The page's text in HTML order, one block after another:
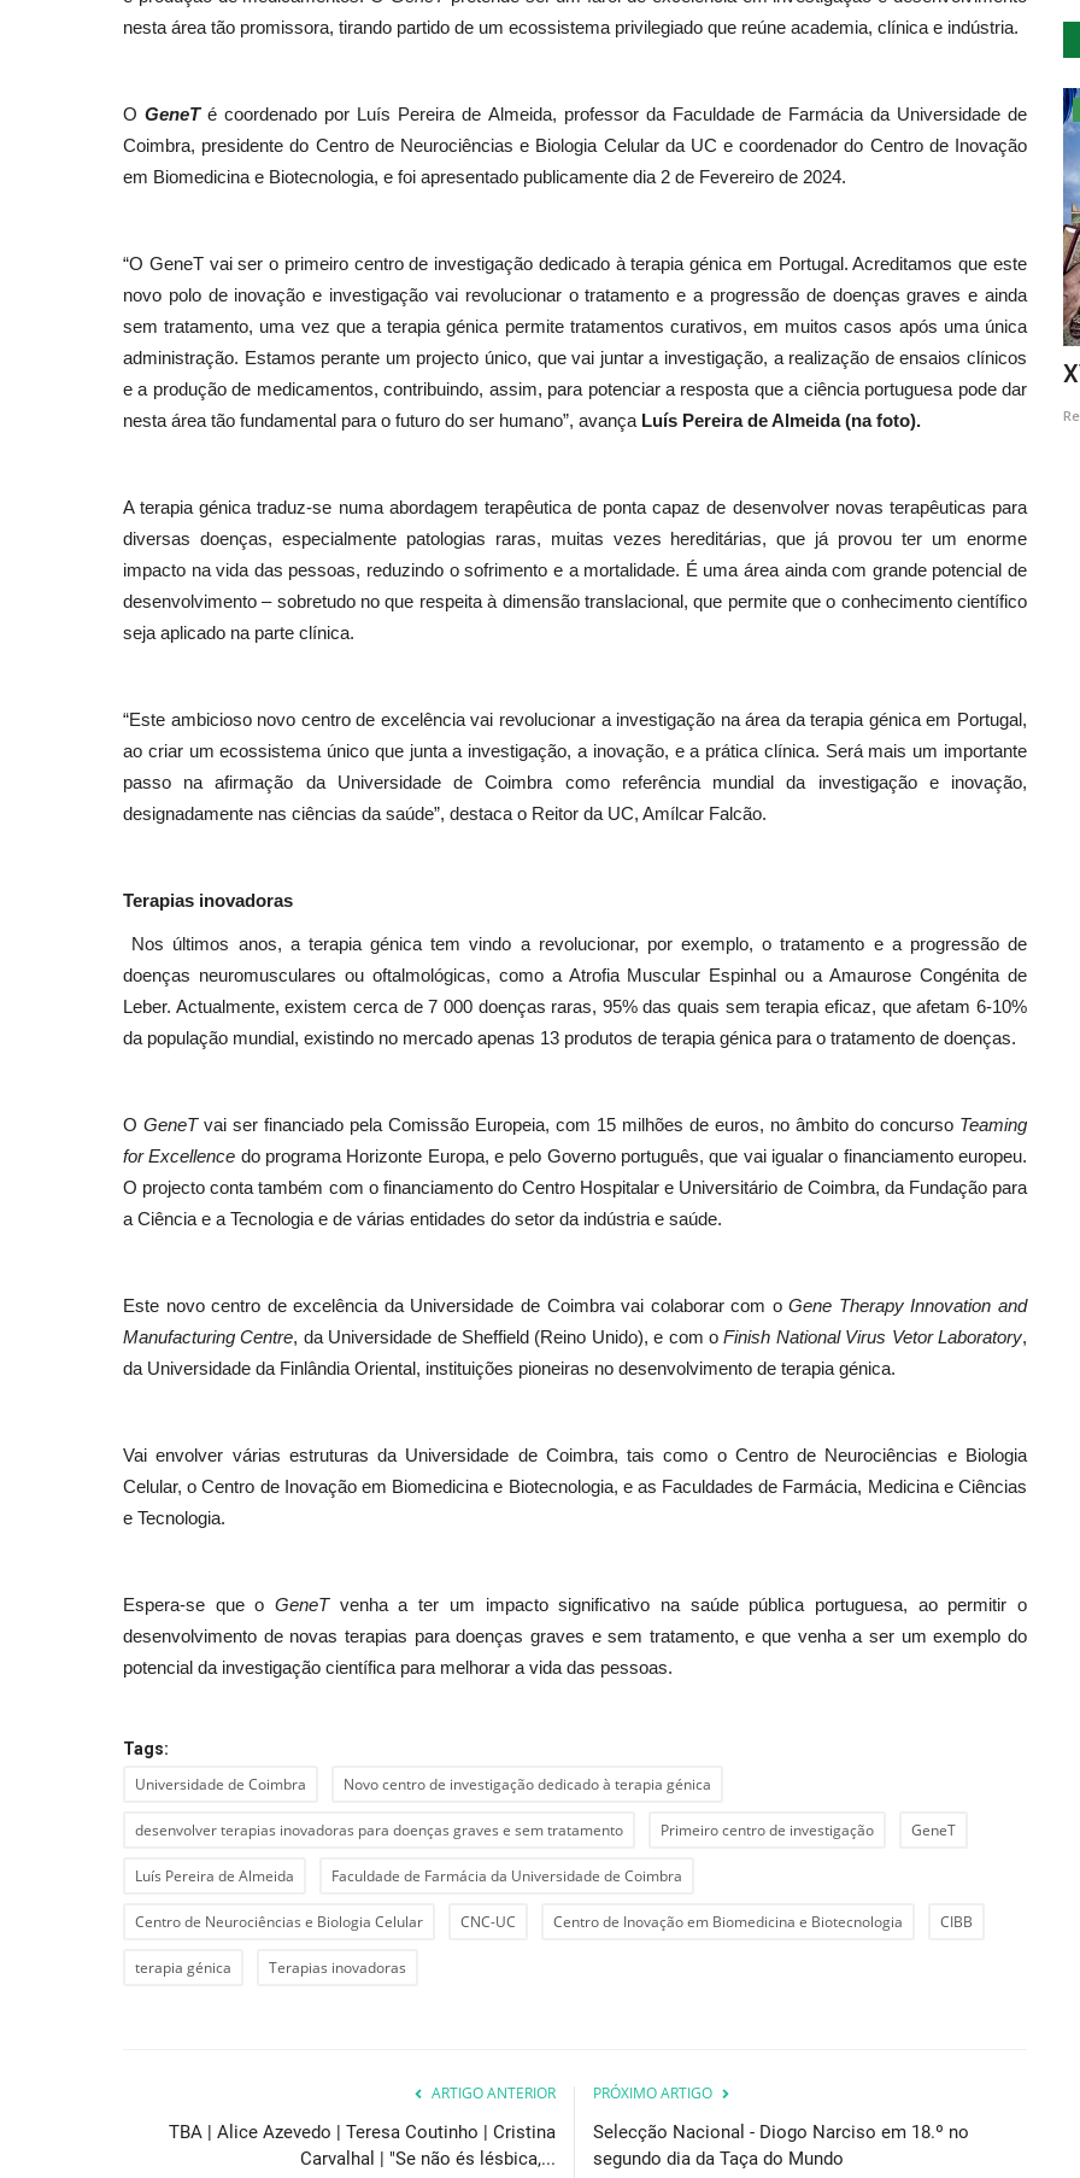
nesta área tão promissora, tirando partido de um ecossistema privilegiado que reúne academia, clínica e indústria.
OGeneTé coordenado por Luís Pereira de Almeida, professor da Faculdade de Farmácia da Universidade de
Coimbra, presidente do Centro de Neurociências e Biologia Celular da UC e coordenador do Centro de Inovação
em Biomedicina e Biotecnologia, e foi apresentado publicamente dia 2 de Fevereiro de 2024.
“O GeneT vai ser o primeiro centro de investigação dedicado à terapia génica em Portugal. Acreditamos que este
novo polo de inovação e investigação vai revolucionar o tratamento e a progressão de doenças graves e ainda
sem tratamento, uma vez que a terapia génica permite tratamentos curativos, em muitos casos após uma única
administração. Estamos perante um projecto único, que vai juntar a investigação, a realização de ensaios clínicos
e a produção de medicamentos, contribuindo, assim, para potenciar a resposta que a ciência portuguesa pode dar
nesta área tão fundamental para o futuro do ser humano”, avança Luís Pereira de Almeida (na foto).
A terapia génica traduz-se numa abordagem terapêutica de ponta capaz de desenvolver novas terapêuticas para
diversas doenças, especialmente patologias raras, muitas vezes hereditárias, que já provou ter um enorme
impacto na vida das pessoas, reduzindo o sofrimento e a mortalidade. É uma área ainda com grande potencial de
desenvolvimento – sobretudo no que respeita à dimensão translacional, que permite que o conhecimento científico
seja aplicado na parte clínica.
“Este ambicioso novo centro de excelência vai revolucionar a investigação na área da terapia génica em Portugal,
ao criar um ecossistema único que junta a investigação, a inovação, e a prática clínica. Será mais um importante
passo na afirmação da Universidade de Coimbra como referência mundial da investigação e inovação,
designadamente nas ciências da saúde”, destaca o Reitor da UC, Amílcar Falcão.
Terapias inovadoras
Nos últimos anos, a terapia génica tem vindo a revolucionar, por exemplo, o tratamento e a progressão de
doenças neuromusculares ou oftalmológicas, como a Atrofia Muscular Espinhal ou a Amaurose Congénita de
Leber. Actualmente, existem cerca de 7 000 doenças raras, 95% das quais sem terapia eficaz, que afetam 6-10%
da população mundial, existindo no mercado apenas 13 produtos de terapia génica para o tratamento de doenças.
O GeneTvai ser financiado pela Comissão Europeia, com 15 milhões de euros, no âmbito do concurso Teaming
for Excellence do programa Horizonte Europa, e pelo Governo português, que vai igualar o financiamento europeu.
O projecto conta também com o financiamento do Centro Hospitalar e Universitário de Coimbra, da Fundação para
a Ciência e a Tecnologia e de várias entidades do setor da indústria e saúde.
Este novo centro de excelência da Universidade de Coimbra vai colaborar com oGene Therapy Innovation and
Manufacturing Centre, da Universidade de Sheffield (Reino Unido), e com oFinish National Virus Vetor Laboratory,
da Universidade da Finlândia Oriental, instituições pioneiras no desenvolvimento de terapia génica.
Vai envolver várias estruturas da Universidade de Coimbra, tais como o Centro de Neurociências e Biologia
Celular, o Centro de Inovação em Biomedicina e Biotecnologia, e as Faculdades de Farmácia, Medicina e Ciências
e Tecnologia.
Espera-se que oGeneTvenha a ter um impacto significativo na saúde pública portuguesa, ao permitir o
desenvolvimento de novas terapias para doenças graves e sem tratamento, e que venha a ser um exemplo do
potencial da investigação científica para melhorar a vida das pessoas.
Tags:
Universidade de Coimbra Novo centro de investigação dedicado à terapia génica
desenvolver terapias inovadoras para doenças graves e sem tratamento Primeiro centro de investigação GeneT
Luís Pereira de Almeida Faculdade de Farmácia da Universidade de Coimbra
Centro de Neurociências e Biologia Celular CNC-UC Centro de Inovação em Biomedicina e Biotecnologia CIBB
terapia génica Terapias inovadoras
ARTIGO ANTERIOR
TBA | Alice Azevedo | Teresa Coutinho | Cristina
Carvalhal | "Se não és lésbica,...
PRÓXIMO ARTIGO
Selecção Nacional - Diogo Narciso em 18.º no
segundo dia da Taça do Mundo
Educação
Lagoa promove educação para os
Direitos das Crianças
Cultura
Voz e piano de Paulo de Carvalho em
Estremoz